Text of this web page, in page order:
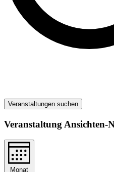
Veranstaltungen suchen
Veranstaltung Ansichten-
Monat